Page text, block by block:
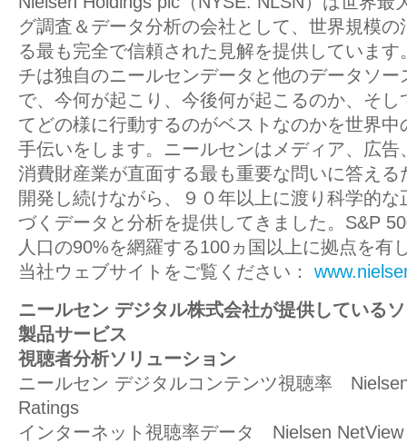
グ調査＆データ分析の会社として、世界規模
る最も完全で信頼された見解を提供していま
チは独自のニールセンデータと他のデータソ
で、今何が起こり、今後何が起こるのか、そ
てどの様に行動するのがベストなのかを世界
手伝いをします。ニールセンはメディア、広告
消費財産業が直面する最も重要な問いに答える
開発し続けながら、９０年以上に渡り科学的
づくデータと分析を提供してきました。S&P
人口の90%を網羅する100ヵ国以上に拠点を有
当社ウェブサイトをご覧ください：
ニールセン デジタル株式会社が提供している
製品サービス
視聴者分析ソリューション
ニールセン デジタルコンテンツ視聴率
Ratings
インターネット視聴率データ Nielsen NetView